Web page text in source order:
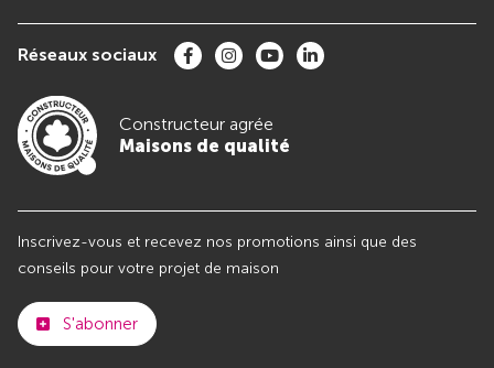
Réseaux sociaux
Constructeur agrée
Maisons de qualité
Inscrivez-vous et recevez nos promotions ainsi que des
conseils pour votre projet de maison
S'abonner